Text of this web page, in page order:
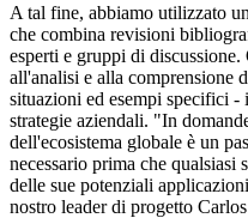
A tal fine, abbiamo utilizzato
che combina revisioni
esperti e gruppi di
all'analisi e alla comprensione
situazioni ed esempi specifici
strategie aziendali. "In
dell'ecosistema globale è un
necessario prima che qualsiasi
delle sue potenziali
nostro leader di progetto